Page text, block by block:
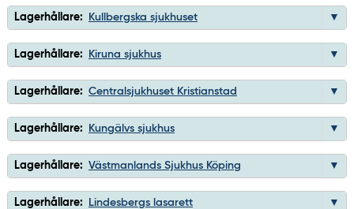
Lagerhållare: Kullbergska sjukhuset
Lagerhållare: Kiruna sjukhus
Lagerhållare: Centralsjukhuset Kristianstad
Lagerhållare: Kungälvs sjukhus
Lagerhållare: Västmanlands Sjukhus Köping
Lagerhållare: Lindesbergs lasarett